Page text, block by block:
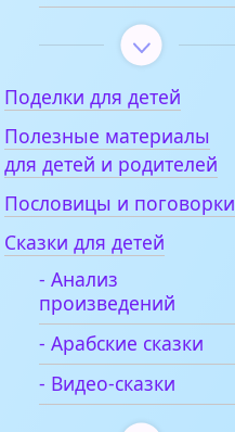
Поделки для детей
Полезные материалы
для детей и родителей
Пословицы и поговорки
Сказки для детей
- Анализ
произведений
- Арабские сказки
- Видео-сказки